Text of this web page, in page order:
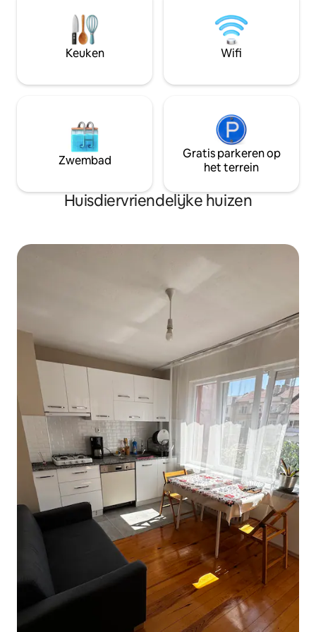
Keuken Wifi
Zwembad
Gratis parkeren op
het terrein
Huisdiervriendelijke huizen